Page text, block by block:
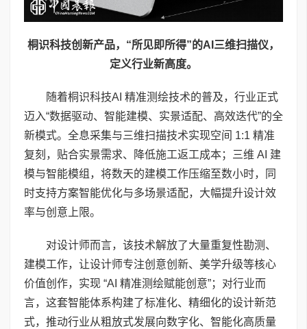
桐识科技创新产品，“所见即所得”的AI 三维扫描仪，
定义行业新高度。
随着桐识科技AI 精准测绘技术的普及，行业正式
迈入“数据驱动、智能建模、实景适配、高效迭代”的全
新模式。全息采集与三维扫描技术实现空间 1:1 精准
复刻，贴合实景需求、降低施工返工成本；三维 AI 建
模与智能模组，将数天的建模工作压缩至数小时，同
时支持方案智能优化与多场景适配，大幅提升设计效
率与创意上限。
对设计师而言，该技术解放了大量重复性勘测、
建模工作，让设计师专注创意创新、美学升级等核心
价值创作，实现 “AI 精准测绘赋能创意”；对行业而
言，这套智能体系构建了标准化、精细化的设计新范
式，推动行业从粗放式发展向数字化、智能化高质量